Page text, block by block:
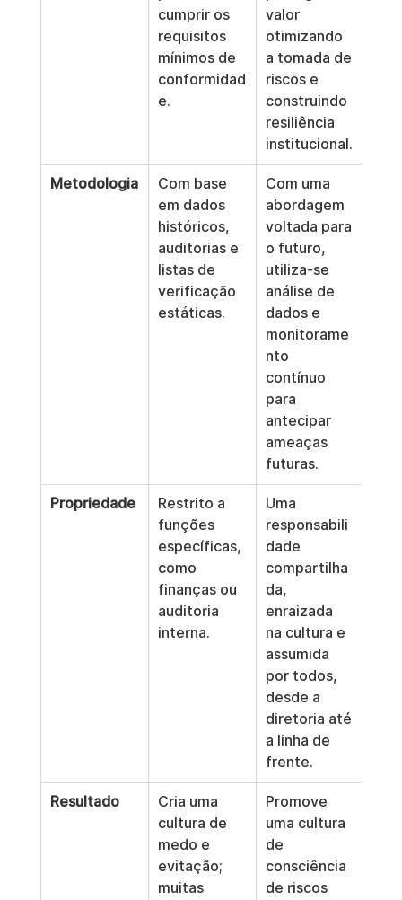
cumprir os
requisitos
mínimos de
conformidad
e.
valor
otimizando
a tomada de
riscos e
construindo
resiliência
institucional.
Metodologia
Com base
em dados
históricos,
auditorias e
listas de
verificação
estáticas.
Com uma
abordagem
voltada para
o futuro,
utiliza-se
análise de
dados e
monitorame
nto
contínuo
para
antecipar
ameaças
futuras.
Propriedade
Restrito a
funções
específicas,
como
finanças ou
auditoria
interna.
Uma
responsabili
dade
compartilha
da,
enraizada
na cultura e
assumida
por todos,
desde a
diretoria até
a linha de
frente.
Resultado
Cria uma
cultura de
medo e
evitação;
muitas
Promove
uma cultura
de
consciência
de riscos